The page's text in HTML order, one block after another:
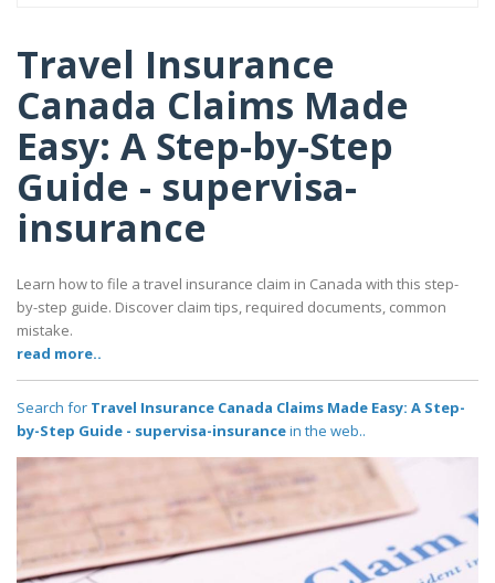
Travel Insurance
Canada Claims Made
Easy: A Step-by-Step
Guide - supervisa-
insurance
Learn how to file a travel insurance claim in Canada with this step-
by-step guide. Discover claim tips, required documents, common
mistake.
read more..
Search for Travel Insurance Canada Claims Made Easy: A Step-
by-Step Guide - supervisa-insurancein the web..